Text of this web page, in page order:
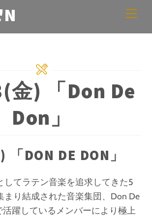
金) 「Don De
Don」
DON DE DON」
してラテン音楽を追求してきた5
まり結成された音楽集団、Don De
躍しているメンバーにより極上